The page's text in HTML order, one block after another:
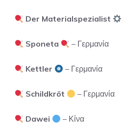
Der Materialspezialist
Sponeta – Γερμανία
Kettler – Γερμανία
Schildkröt – Γερμανία
Dawei – Κίνα